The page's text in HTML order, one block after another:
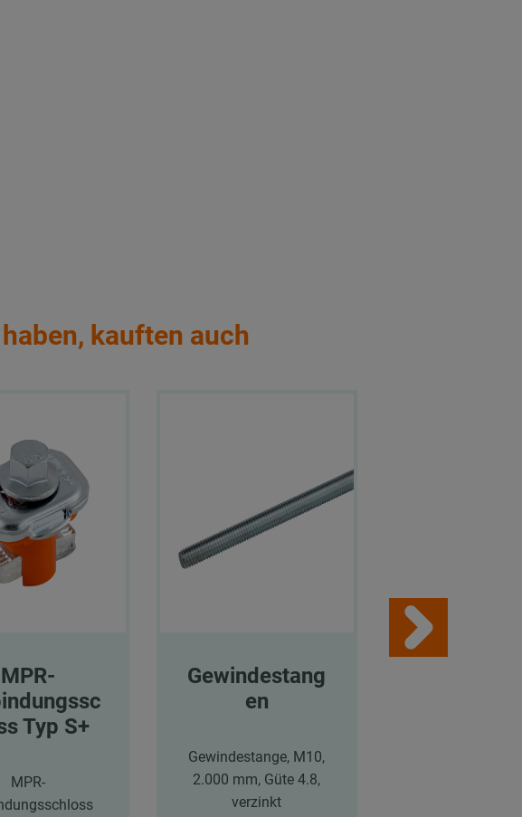
kauften auch
MPR-
Typ S+
MPR-
Gewindestang
en
Gewindestange, M10,
2.000 mm, Güte 4.8,
verzinkt